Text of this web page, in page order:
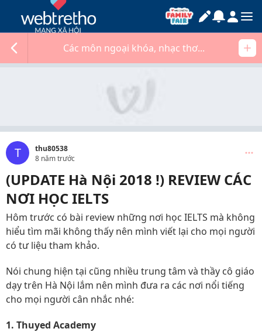
Các môn ngoại khóa, nhạc thơ...
T
thu80538
8 năm trước
(UPDATE Hà Nội 2018 !) REVIEW CÁC
NƠI HỌC IELTS
Hôm trước có bài review những nơi học IELTS mà không
hiểu tìm mãi không thấy nên mình viết lại cho mọi người
có tư liệu tham khảo.
Nói chung hiện tại cũng nhiều trung tâm và thầy cô giáo
dạy trên Hà Nội lắm nên mình đưa ra các nơi nổi tiếng
cho mọi người cân nhắc nhé:
1. Thuyed Academy